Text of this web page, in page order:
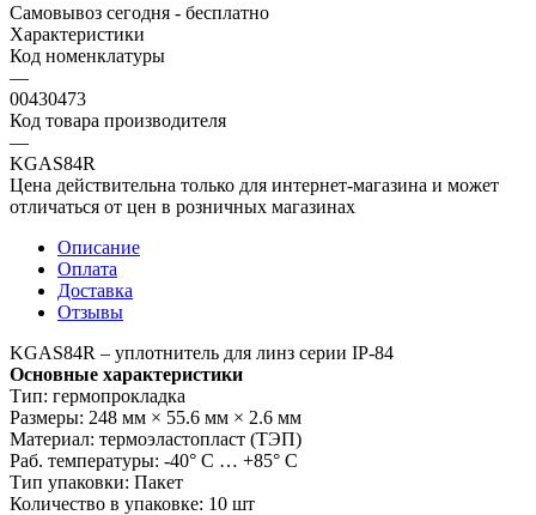
Самовывоз сегодня - бесплатно
Характеристики
Код номенклатуры
—
00430473
Код товара производителя
—
KGAS84R
Цена действительна только для интернет-магазина и может
отличаться от цен в розничных магазинах
Описание
Оплата
Доставка
Отзывы
KGAS84R – уплотнитель для линз серии IP-84
Основные характеристики
Тип: гермопрокладка
Размеры: 248 мм × 55.6 мм × 2.6 мм
Материал: термоэластопласт (ТЭП)
Раб. температуры: -40° С … +85° С
Тип упаковки: Пакет
Количество в упаковке: 10 шт